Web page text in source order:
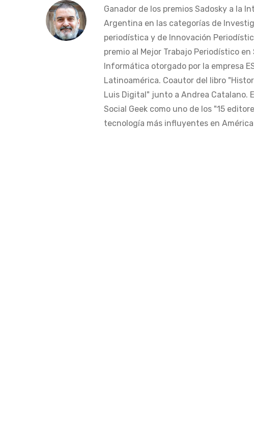
Ganador de los premios Sadosky a la
Argentina en las categorías de
periodística y de Innovación
premio al Mejor Trabajo Periodístico en
Informática otorgado por la empresa
Latinoamérica. Coautor del libro
Luis Digital" junto a Andrea Catalano.
Social Geek como uno de los "15
tecnología más influyentes en